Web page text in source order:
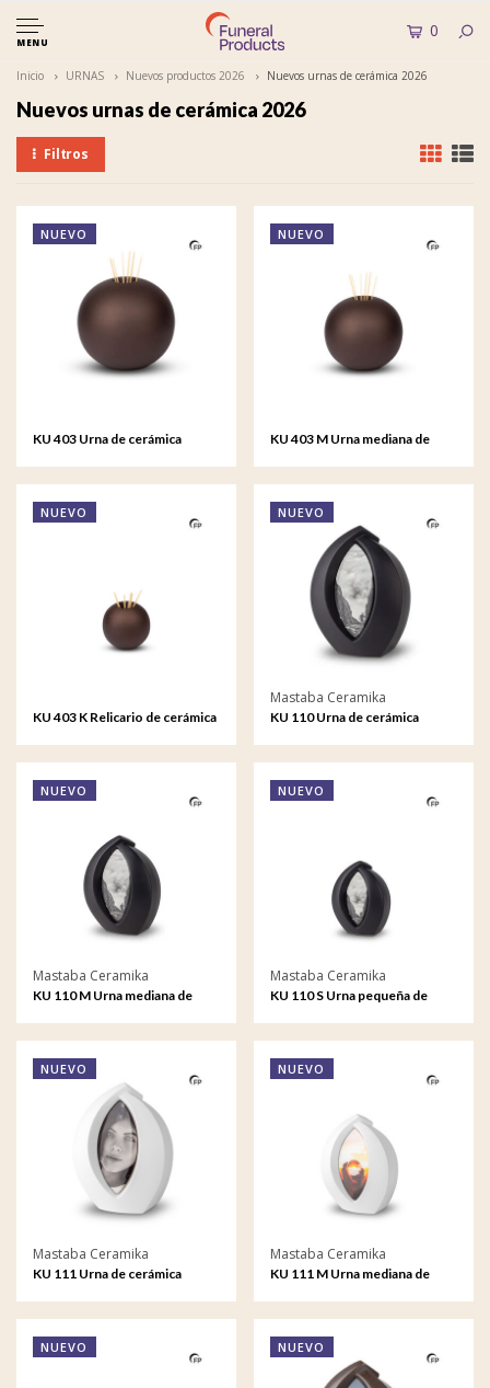
MENU
0
Inicio URNAS Nuevos productos 2026 Nuevos urnas de cerámica 2026
Nuevos urnas de cerámica 2026
Filtros
NUEVO
KU 403 Urna de cerámica
NUEVO
KU 403 M Urna mediana de
NUEVO
KU 403 K Relicario de cerámica
NUEVO
Mastaba Ceramika
KU 110 Urna de cerámica
NUEVO
Mastaba Ceramika
KU 110 M Urna mediana de
NUEVO
Mastaba Ceramika
KU 110 S Urna pequeña de
NUEVO
Mastaba Ceramika
KU 111 Urna de cerámica
NUEVO
Mastaba Ceramika
KU 111 M Urna mediana de
NUEVO NUEVO